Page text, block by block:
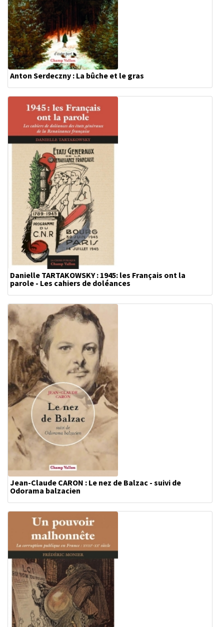
Anton Serdeczny : La bûche et le gras
Danielle TARTAKOWSKY : 1945: les Français ont la
parole - Les cahiers de doléances
Jean-Claude CARON : Le nez de Balzac - suivi de
Odorama balzacien